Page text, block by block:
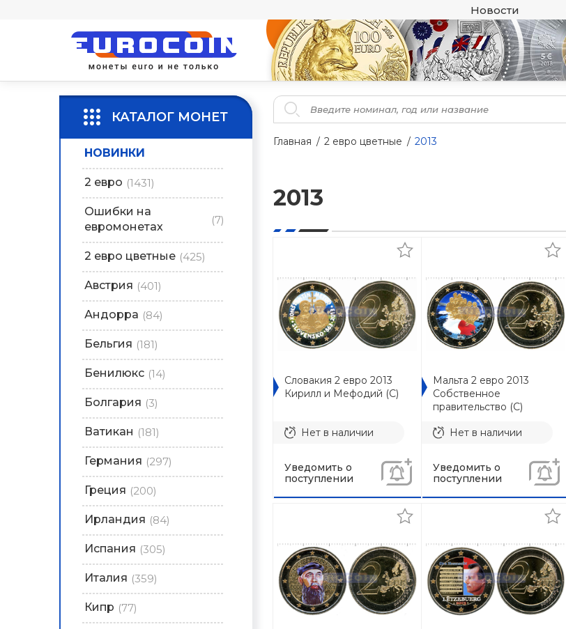
Новости
КАТАЛОГ МОНЕТ
НОВИНКИ
2 евро (1431)
Ошибки на
евромонетах
(7)
2 евро цветные (425)
Австрия (401)
Андорра (84)
Бельгия (181)
Бенилюкс (14)
Болгария (3)
Ватикан (181)
Германия (297)
Греция (200)
Ирландия (84)
Испания (305)
Италия (359)
Кипр (77)
Главная 2 евро цветные 2013
2013
Словакия 2 евро 2013
Кирилл и Мефодий (C)
Нет в наличии
Уведомить о
поступлении
Мальта 2 евро 2013
Собственное
правительство (C)
Нет в наличии
Уведомить о
поступлении